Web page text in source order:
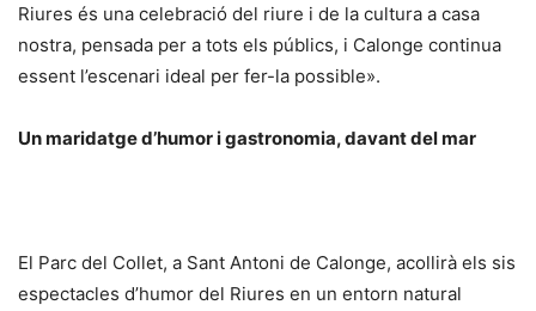
Riures és una celebració del riure i de la cultura a casa
nostra, pensada per a tots els públics, i Calonge continua
essent l’escenari ideal per fer-la possible».
Un maridatge d’humor i gastronomia, davant del mar
El Parc del Collet, a Sant Antoni de Calonge, acollirà els sis
espectacles d’humor del Riures en un entorn natural